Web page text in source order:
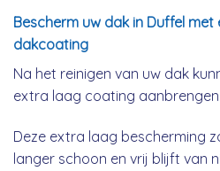
Bescherm uw dak in Duffel
dakcoating
Na het reinigen van uw dak
extra laag coating aanbrengen.
Deze extra laag bescherming
langer schoon en vrij blijft van